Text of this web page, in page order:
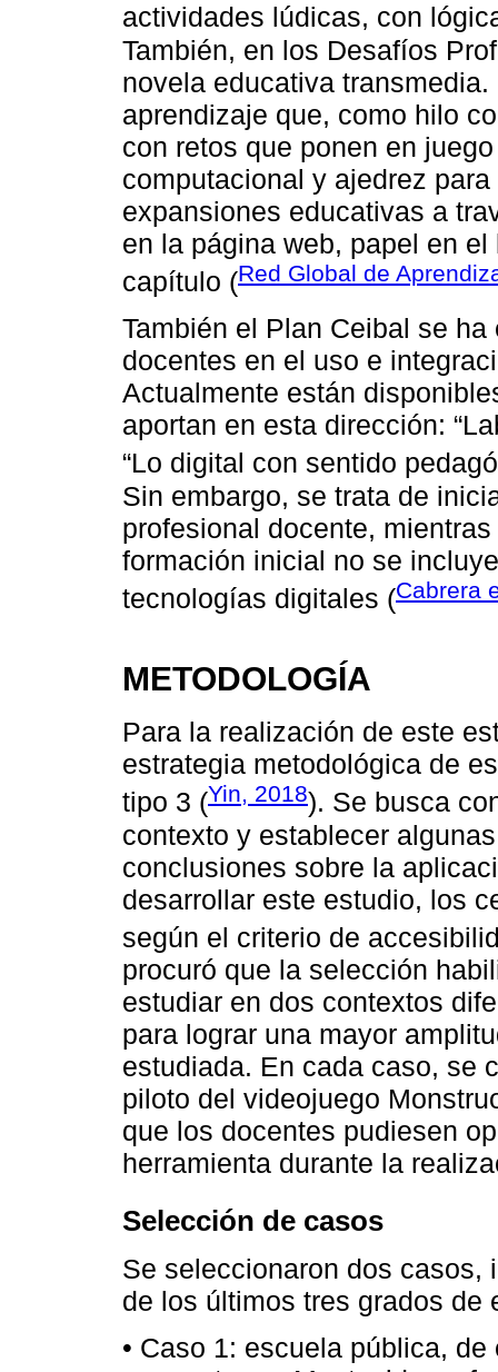
actividades lúdicas, con
También, en los Desafíos
novela educativa
aprendizaje que, como hilo
con retos que ponen en
computacional y ajedrez
expansiones educativas a
en la página web, papel en
capítulo (Red Global de
También el Plan Ceibal se
docentes en el uso e
Actualmente están
aportan en esta dirección:
“Lo digital con sentido
Sin embargo, se trata de
profesional docente,
formación inicial no se
tecnologías digitales (Cabrera
METODOLOGÍA
Para la realización de este
estrategia metodológica de
tipo 3 (Yin, 2018). Se busca
contexto y establecer
conclusiones sobre la
desarrollar este estudio, los
según el criterio de
procuró que la selección
estudiar en dos contextos
para lograr una mayor
estudiada. En cada caso, se
piloto del videojuego
que los docentes pudiesen
herramienta durante la
Selección de casos
Se seleccionaron dos casos,
de los últimos tres grados de
• Caso 1: escuela pública,